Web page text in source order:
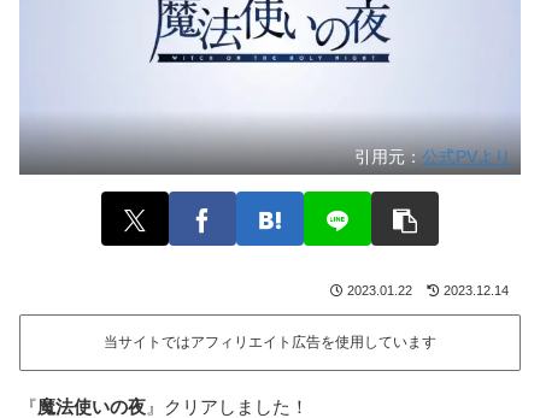
引用元： 公式PVより
2023.01.22 2023.12.14
当サイトではアフィリエイト広告を使用しています
『魔法使いの夜 』クリアしました！